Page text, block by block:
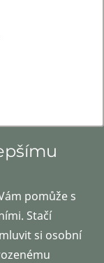
pomůže s
Stačí
si osobní